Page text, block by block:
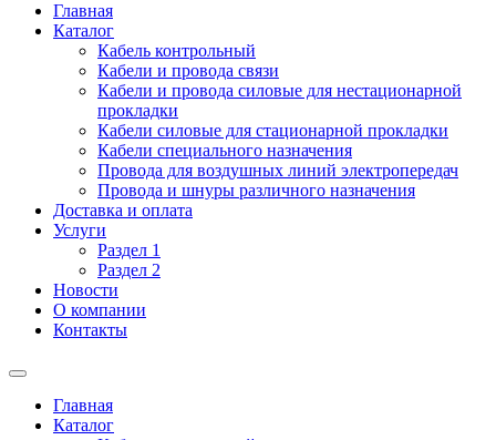
Главная
Каталог
Кабель контрольный
Кабели и провода связи
Кабели и провода силовые для нестационарной
прокладки
Кабели силовые для стационарной прокладки
Кабели специального назначения
Провода для воздушных линий электропередач
Провода и шнуры различного назначения
Доставка и оплата
Услуги
Раздел 1
Раздел 2
Новости
О компании
Контакты
Главная
Каталог